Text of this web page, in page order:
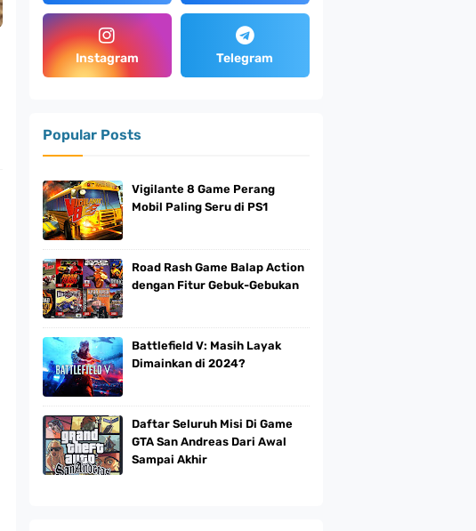
Instagram Telegram
Popular Posts
Vigilante 8 Game Perang
Mobil Paling Seru di PS1
Road Rash Game Balap Action
dengan Fitur Gebuk-Gebukan
Battlefield V: Masih Layak
Dimainkan di 2024?
Daftar Seluruh Misi Di Game
GTA San Andreas Dari Awal
Sampai Akhir